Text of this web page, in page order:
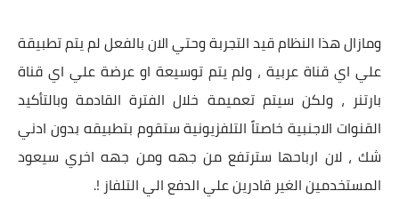
ومازال هذا النظام قيد التجربة وحتي الان بالفعل لم يتم تطبيقة
علي اي قناة عربية ، ولم يتم توسيعة او عرضة علي اي قناة
بارتنر ، ولكن سيتم تعميمة خلال الفترة القادمة وبالتأكيد
القنوات الاجنبية خاصتاً التلفزيونية ستقوم بتطبيقه بدون ادني
شك ، لان ارباحها سترتفع من جهه ومن جهه اخري سيعود
المستخدمين الغير قادرين علي الدفع الي التلفاز !.